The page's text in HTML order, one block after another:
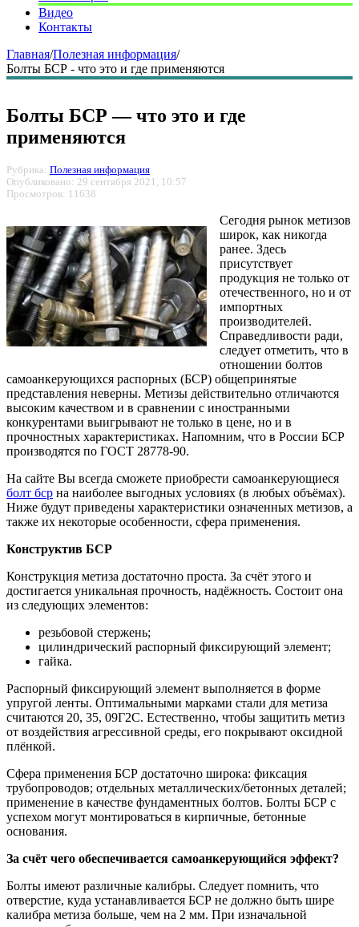
Видео
Контакты
Главная/Полезная информация/
Болты БСР - что это и где применяются
Болты БСР — что это и где
применяются
Рубрика: Полезная информация
Опубликовано: 29 сентября 2021, 10:57
Просмотров: 11638
Сегодня рынок метизов
широк, как никогда
ранее. Здесь
присутствует
продукция не только от
отечественного, но и от
импортных
производителей.
Справедливости ради,
следует отметить, что в
отношении болтов
самоанкерующихся распорных (БСР) общепринятые
представления неверны. Метизы действительно отличаются
высоким качеством и в сравнении с иностранными
конкурентами выигрывают не только в цене, но и в
прочностных характеристиках. Напомним, что в России БСР
производятся по ГОСТ 28778-90.
На сайте Вы всегда сможете приобрести самоанкерующиеся
болт бср на наиболее выгодных условиях (в любых объёмах).
Ниже будут приведены характеристики означенных метизов, а
также их некоторые особенности, сфера применения.
Конструктив БСР
Конструкция метиза достаточно проста. За счёт этого и
достигается уникальная прочность, надёжность. Состоит она
из следующих элементов:
резьбовой стержень;
цилиндрический распорный фиксирующий элемент;
гайка.
Распорный фиксирующий элемент выполняется в форме
упругой ленты. Оптимальными марками стали для метиза
считаются 20, 35, 09Г2С. Естественно, чтобы защитить метиз
от воздействия агрессивной среды, его покрывают оксидной
плёнкой.
Сфера применения БСР достаточно широка: фиксация
трубопроводов; отдельных металлических/бетонных деталей;
применение в качестве фундаментных болтов. Болты БСР с
успехом могут монтироваться в кирпичные, бетонные
основания.
За счёт чего обеспечивается самоанкерующийся эффект?
Болты имеют различные калибры. Следует помнить, что
отверстие, куда устанавливается БСР не должно быть шире
калибра метиза больше, чем на 2 мм. При изначальной